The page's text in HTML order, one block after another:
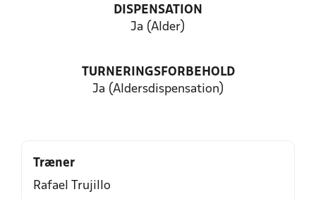
DISPENSATION
Ja (Alder)
TURNERINGSFORBEHOLD
Ja (Aldersdispensation)
Træner
Rafael Trujillo